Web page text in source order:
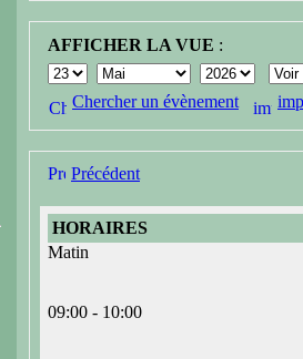
AFFICHER LA VUE :
Chercher un évènement
Précédent
HORAIRES
Matin
09:00 - 10:00